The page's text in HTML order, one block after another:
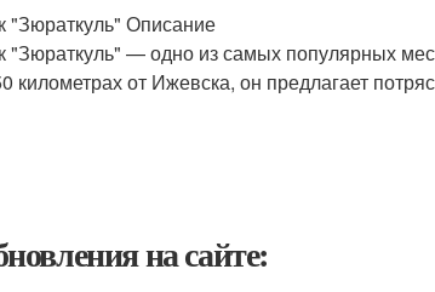
"Зюраткуль" Описание
"Зюраткуль" — одно из самых популярных
километрах от Ижевска, он предлагает
на сайте: